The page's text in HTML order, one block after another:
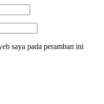
saya pada peramban ini